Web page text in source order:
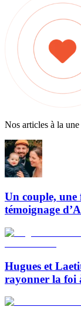
Nos articles à la une
Un couple, une
témoignage
Hugues et
rayonner la foi